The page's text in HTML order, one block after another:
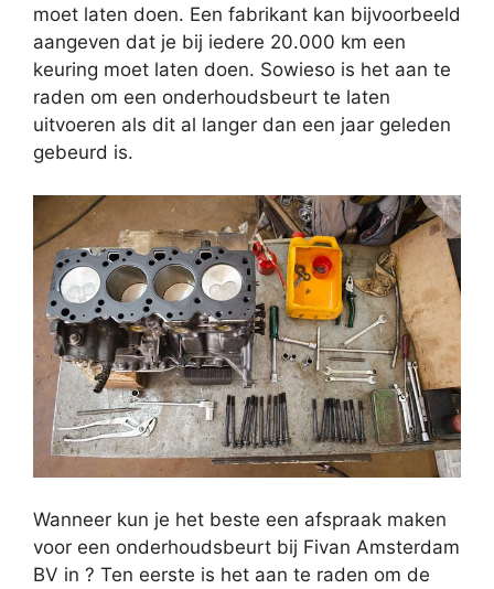
moet laten doen. Een fabrikant kan bijvoorbeeld
aangeven dat je bij iedere 20.000 km een
keuring moet laten doen. Sowieso is het aan te
raden om een onderhoudsbeurt te laten
uitvoeren als dit al langer dan een jaar geleden
gebeurd is.
Wanneer kun je het beste een afspraak maken
voor een onderhoudsbeurt bij Fivan Amsterdam
BV in ? Ten eerste is het aan te raden om de